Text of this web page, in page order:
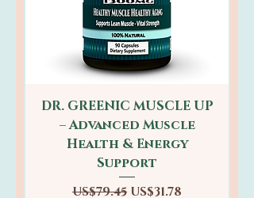
DR. GREENIC MUSCLE UP
– Advanced Muscle
Health & Energy
Support
일반가
US$79.45 할인가
US$31.78